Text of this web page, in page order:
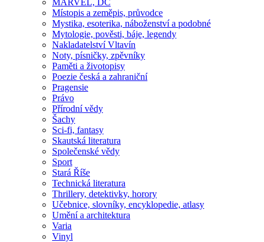
Místopis a zeměpis, průvodce
Mystika, esoterika, náboženství a podobné
Mytologie, pověsti, báje, legendy
Nakladatelství Vltavín
Noty, písničky, zpěvníky
Paměti a životopisy
Poezie česká a zahraniční
Pragensie
Právo
Přírodní vědy
Šachy
Sci-fi, fantasy
Skautská literatura
Společenské vědy
Sport
Stará Říše
Technická literatura
Thrillery, detektivky, horory
Učebnice, slovníky, encyklopedie, atlasy
Umění a architektura
Varia
Vinyl